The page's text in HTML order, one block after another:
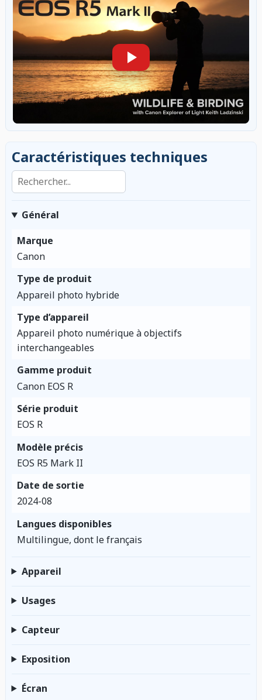
Caractéristiques techniques
Rechercher dans les caractéristiques
Général
Marque
Canon
Type de produit
Appareil photo hybride
Type d’appareil
Appareil photo numérique à objectifs
interchangeables
Gamme produit
Canon EOS R
Série produit
EOS R
Modèle précis
EOS R5 Mark II
Date de sortie
2024-08
Langues disponibles
Multilingue, dont le français
Appareil
Usages
Capteur
Exposition
Écran